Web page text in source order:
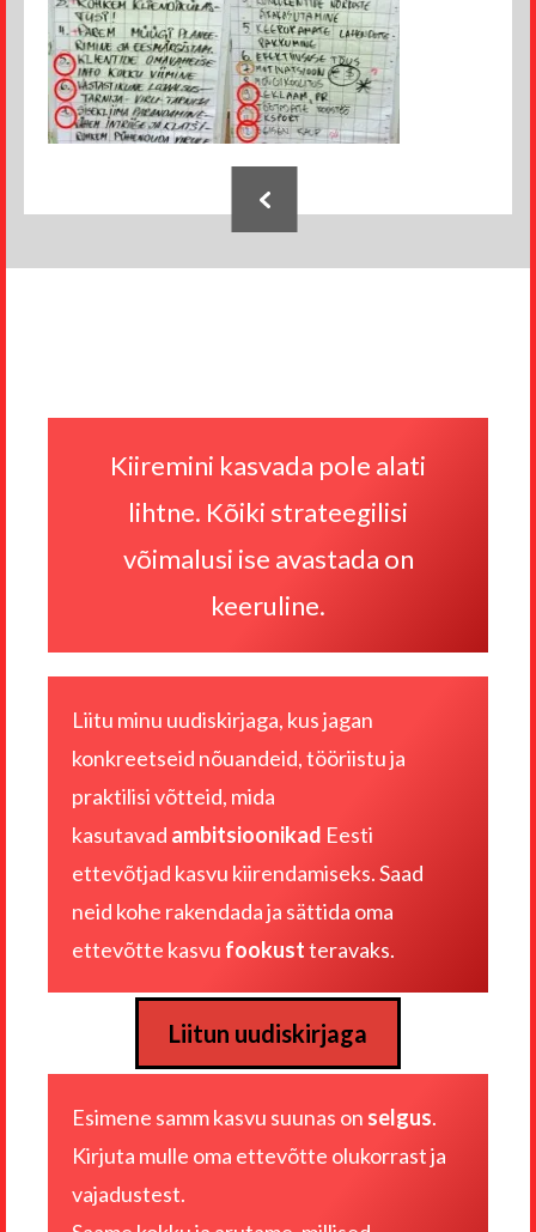
Kiiremini kasvada pole alati
lihtne. Kõiki strateegilisi
võimalusi ise avastada on
keeruline.
Liitu minu uudiskirjaga, kus jagan
konkreetseid nõuandeid, tööriistu ja
praktilisi võtteid, mida
kasutavad ambitsioonikad Eesti
ettevõtjad kasvu kiirendamiseks. Saad
neid kohe rakendada ja sättida oma
ettevõtte kasvu fookustteravaks.
Liitun uudiskirjaga
Esimene samm kasvu suunas on selgus.
Kirjuta mulle oma ettevõtte olukorrast ja
vajadustest.